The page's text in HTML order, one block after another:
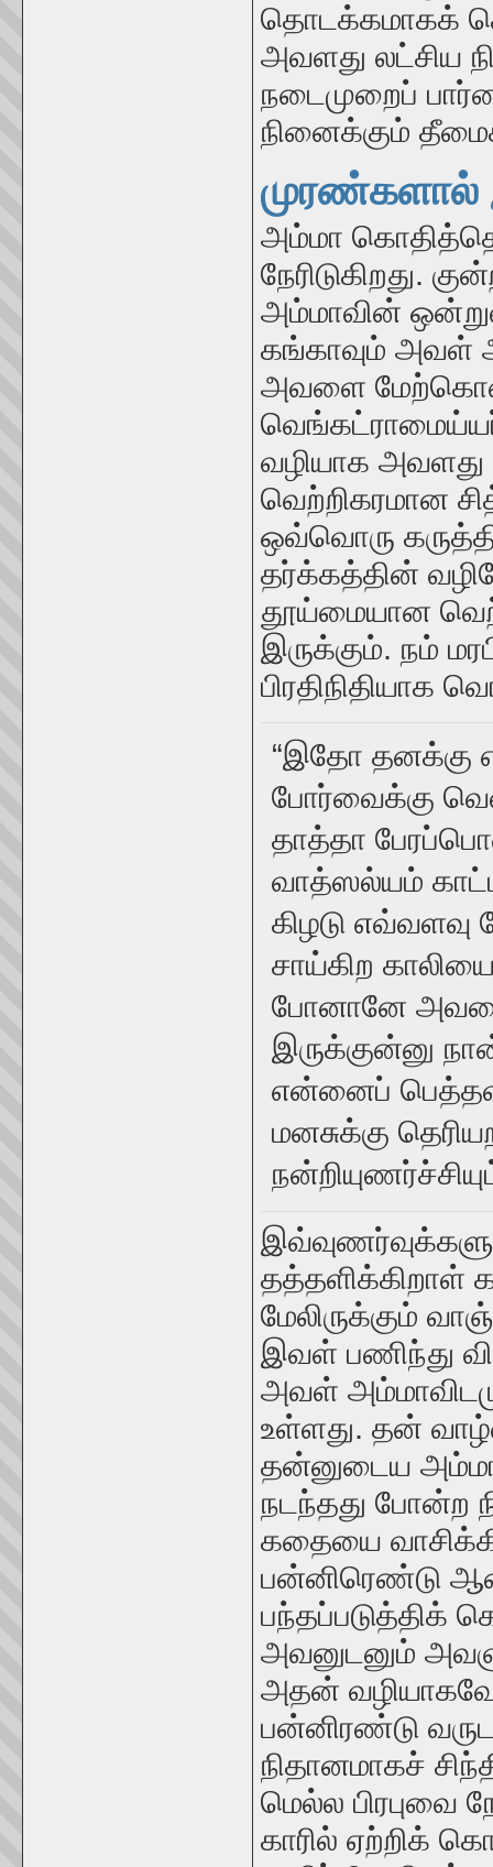
தொடக்கமாகக்
அவளது லட்சிய
நடைமுறைப்
நினைக்கும்
முரண்களால்
அம்மா
நேரிடுகிறது.
அம்மாவின்
கங்காவும் அவள்
அவளை
வழியாக
வெற்றிகரமான
ஒவ்வொரு
தர்க்கத்தின்
தூய்மையான
இருக்கும். நம்
பிரதிநிதியாக
“இதோ தனக்கு
போர்வைக்கு
தாத்தா
வாத்ஸல்யம்
கிழடு எவ்வளவு
சாய்கிற
போனானே
இருக்குன்னு
என்னைப்
மனசுக்கு
தத்தளிக்கிறாள்
மேலிருக்கும்
இவள் பணிந்து
அவள்
உள்ளது. தன்
தன்னுடைய
நடந்தது போன்ற
கதையை
பன்னிரெண்டு
பந்தப்படுத்திக்
அவனுடனும்
அதன்
பன்னிரண்டு
நிதானமாகச்
மெல்ல பிரபுவை
காரில் ஏற்றிக்